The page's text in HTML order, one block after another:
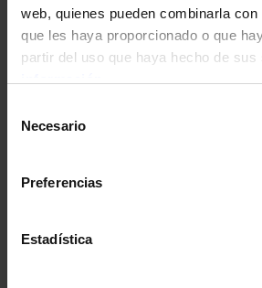
web, quienes pueden combinarla
que les haya proporcionado o que
partir del uso que haya hecho de sus
Necesario
Preferencias
Estadística
Mediterráneo Responsable stärker
bevarande av Medelhavet efter att